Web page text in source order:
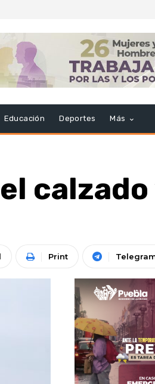
Educación Deportes Más
calzado
Print